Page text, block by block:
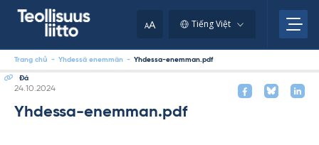
AA Tiếng Việt
Trang chủ - Yhdessä enemmän - Yhdessa-enemman.pdf
Đá
Kirjoitettu
24.10.2024
Yhdessa-enemman.pdf